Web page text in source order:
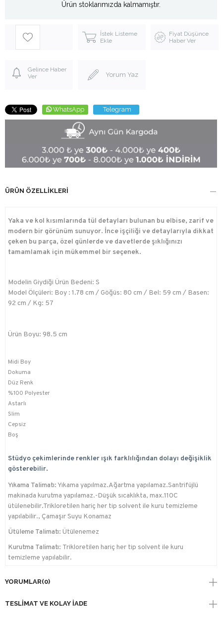
Ürün stoklarımızda kalmamıştır.
İstek Listeme
Ekle
Fiyat Düşünce
Haber Ver
Gelince Haber
Ver
Yorum Yaz
WhatsApp Telegram
ÜRÜN ÖZELLIKLERI
Yaka ve kol kısımlarında tül detayları bulunan bu elbise, zarif ve
modern bir görünüm sunuyor. İnce işçiliği ve detaylarıyla dikkat
çeken bu parça, özel günlerde ve davetlerde şıklığınızı
tamamlamak için mükemmel bir seçenek.
Modelin Giydiği Ürün Bedeni: S
Model Ölçüleri: Boy : 1.78 cm / Göğüs: 80 cm / Bel: 59 cm / Basen:
92 cm / Kg: 57
Ürün Boyu: 98.5 cm
Midi Boy
Dokuma
Düz Renk
%100 Polyester
Astarlı
Slim
Cepsiz
Boş
Stüdyo çekimlerinde renkler ışık farklılığından dolayı değişiklik
gösterebilir.
Yıkama Talimatı:Yıkama yapılmaz.Ağartma yapılamaz.Santrifüjlü
makinada kurutma yapılamaz.-Düşük sıcaklıkta, max.110C
ütülenebilir.Trikloretilen hariç her tip solvent ile kuru temizleme
yapılabilir., Çamaşır Suyu Konamaz
Ütüleme Talimatı: Ütülenemez
Kurutma Talimatı: Trikloretilen hariç her tip solvent ile kuru
temizleme yapılabilir.
YORUMLAR(0)
TESLIMAT VE KOLAY İADE